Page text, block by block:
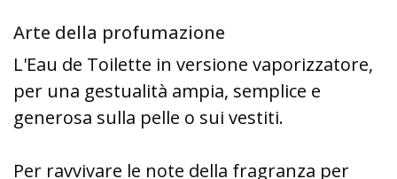
Arte della profumazione
L'Eau de Toilette in versione vaporizzatore,
per una gestualità ampia, semplice e
generosa sulla pelle o sui vestiti.
Per ravvivare le note della fragranza per